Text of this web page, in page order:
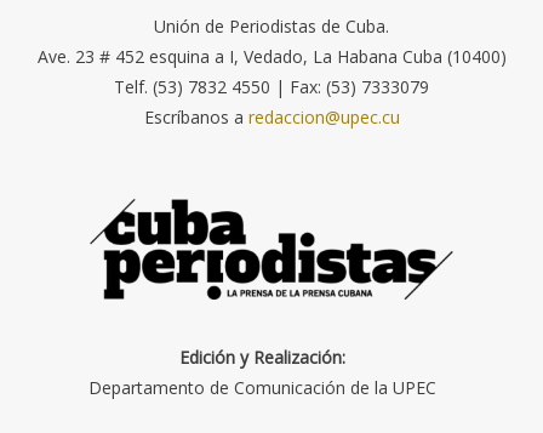
Unión de Periodistas de Cuba.
Ave. 23 # 452 esquina a I, Vedado, La Habana Cuba (10400)
Telf. (53) 7832 4550 | Fax: (53) 7333079
Escríbanos a redaccion@upec.cu
Edición y Realización:
Departamento de Comunicación de la UPEC